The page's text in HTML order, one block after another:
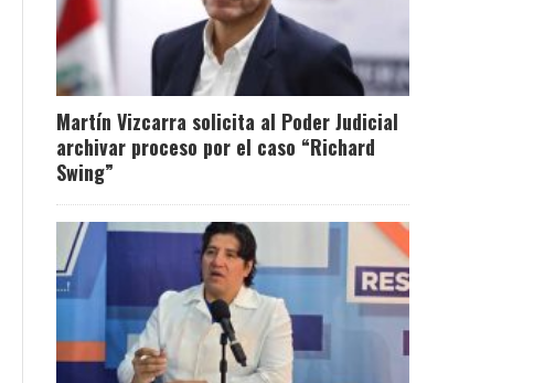
Martín Vizcarra solicita al Poder Judicial
archivar proceso por el caso “Richard
Swing”